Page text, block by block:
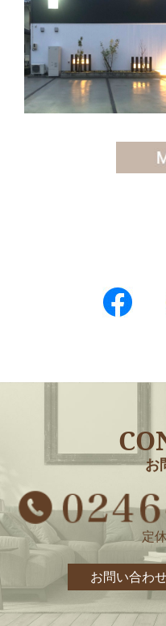
お
定
お問い合わ